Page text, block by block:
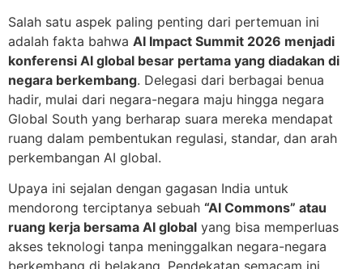
Salah satu aspek paling penting dari pertemuan ini
adalah fakta bahwa AI Impact Summit 2026 menjadi
konferensi AI global besar pertama yang diadakan di
negara berkembang. Delegasi dari berbagai benua
hadir, mulai dari negara-negara maju hingga negara
Global South yang berharap suara mereka mendapat
ruang dalam pembentukan regulasi, standar, dan arah
perkembangan AI global.
Upaya ini sejalan dengan gagasan India untuk
mendorong terciptanya sebuah “AI Commons” atau
ruang kerja bersama AI global yang bisa memperluas
akses teknologi tanpa meninggalkan negara-negara